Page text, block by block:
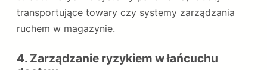
transportujące towary czy systemy zarządzania
ruchem w magazynie.
4. Zarządzanie ryzykiem w łańcuchu